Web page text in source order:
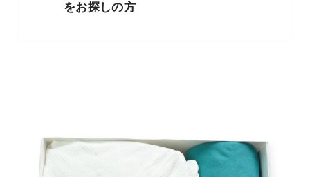
をお探しの方